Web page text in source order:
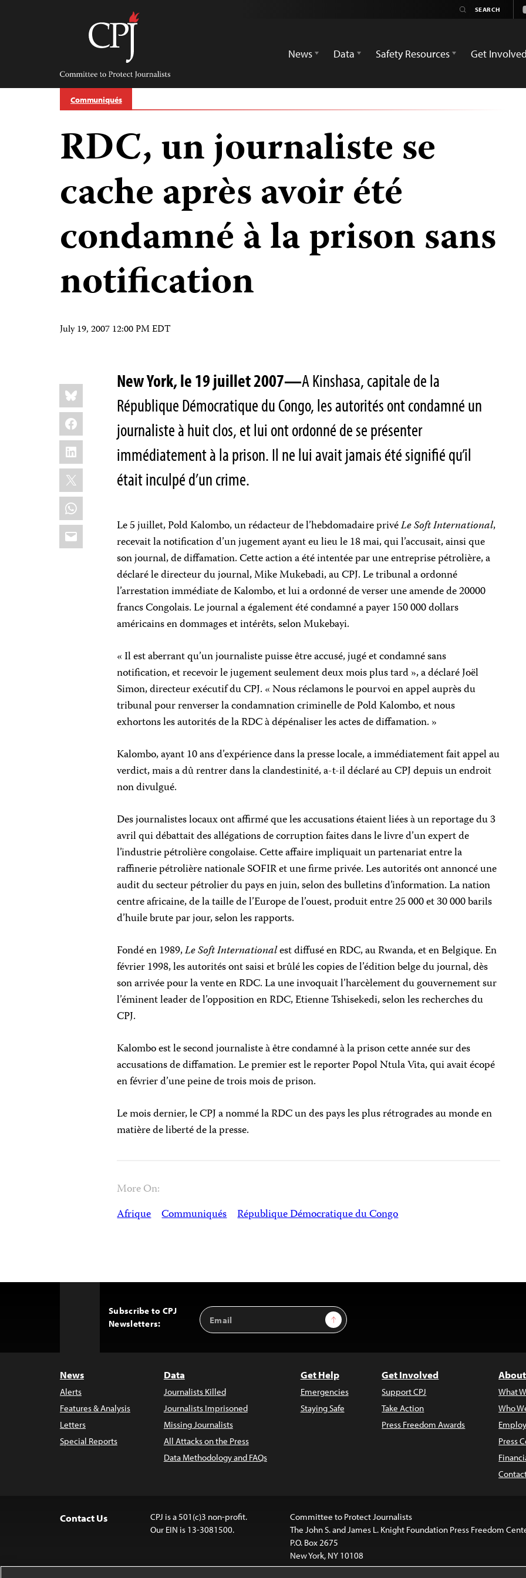
Committee
Protect
Journalists
News
Data Safety Resources Get Involved
Communiqués
RDC, un journaliste se
cache après avoir été
condamné à la prison sans
notification
July 19, 2007 12:00 PM EDT
Share
this:
Bluesky
Facebook
LinkedIn
X
WhatsApp
Email
New York, le 19 juillet 2007—A Kinshasa, capitale de la
République Démocratique du Congo, les autorités ont condamné un
journaliste à huit clos, et lui ont ordonné de se présenter
immédiatement à la prison. Il ne lui avait jamais été signifié qu’il
était inculpé d’un crime.
Le 5 juillet, Pold Kalombo, un rédacteur de l’hebdomadaire privéLe Soft International,
recevait la notification d’un jugement ayant eu lieu le 18 mai, qui l’accusait, ainsi que
son journal, de diffamation. Cette action a été intentée par une entreprise pétrolière, a
déclaré le directeur du journal, Mike Mukebadi, au CPJ. Le tribunal a ordonné
l’arrestation immédiate de Kalombo, et lui a ordonné de verser une amende de 20000
francs Congolais. Le journal a également été condamné a payer 150 000 dollars
américains en dommages et intérêts, selon Mukebayi.
« Il est aberrant qu’un journaliste puisse être accusé, jugé et condamné sans
notification, et recevoir le jugement seulement deux mois plus tard », a déclaré Joël
Simon, directeur exécutif du CPJ. « Nous réclamons le pourvoi en appel auprès du
tribunal pour renverser la condamnation criminelle de Pold Kalombo, et nous
exhortons les autorités de la RDC à dépénaliser les actes de diffamation. »
Kalombo, ayant 10 ans d’expérience dans la presse locale, a immédiatement fait appel au
verdict, mais a dû rentrer dans la clandestinité, a-t-il déclaré au CPJ depuis un endroit
non divulgué.
Des journalistes locaux ont affirmé que les accusations étaient liées à un reportage du 3
avril qui débattait des allégations de corruption faites dans le livre d’un expert de
l’industrie pétrolière congolaise. Cette affaire impliquait un partenariat entre la
raffinerie pétrolière nationale SOFIR et une firme privée. Les autorités ont annoncé une
audit du secteur pétrolier du pays en juin, selon des bulletins d’information. La nation
centre africaine, de la taille de l’Europe de l’ouest, produit entre 25 000 et 30 000 barils
d’huile brute par jour, selon les rapports.
Fondé en 1989,Le Soft Internationalest diffusé en RDC, au Rwanda, et en Belgique. En
février 1998, les autorités ont saisi et brûlé les copies de l’édition belge du journal, dès
son arrivée pour la vente en RDC. La une invoquait l’harcèlement du gouvernement sur
l’éminent leader de l’opposition en RDC, Etienne Tshisekedi, selon les recherches du
CPJ.
Kalombo est le second journaliste à être condamné à la prison cette année sur des
accusations de diffamation. Le premier est le reporter Popol Ntula Vita, qui avait écopé
en février d’une peine de trois mois de prison.
Le mois dernier, le CPJ a nommé la RDC un des pays les plus rétrogrades au monde en
matière de liberté de la presse.
More On:
Afrique Communiqués République Démocratique du Congo
Subscribe to CPJ
Newsletters:
Email
Address
Sign Up
News
Alerts
Features & Analysis
Letters
Special Reports
Data
Journalists Killed
Journalists Imprisoned
Missing Journalists
All Attacks on the Press
Data Methodology and FAQs
Get Help
Emergencies
Staying Safe
Get Involved
Support CPJ
Take Action
Press Freedom Awards
What
Who
Press
Contact Us
CPJ is a 501(c)3 non-profit.
Our EIN is 13-3081500.
Committee to Protect Journalists
The John S. and James L. Knight Foundation Press Freedom
P.O. Box 2675
New York, NY 10108